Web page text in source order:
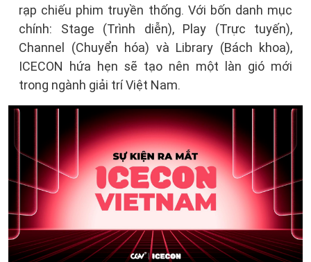
rạp chiếu phim truyền thống. Với bốn danh mục
chính: Stage (Trình diễn), Play (Trực tuyến),
Channel (Chuyển hóa) và Library (Bách khoa),
ICECON hứa hẹn sẽ tạo nên một làn gió mới
trong ngành giải trí Việt Nam.